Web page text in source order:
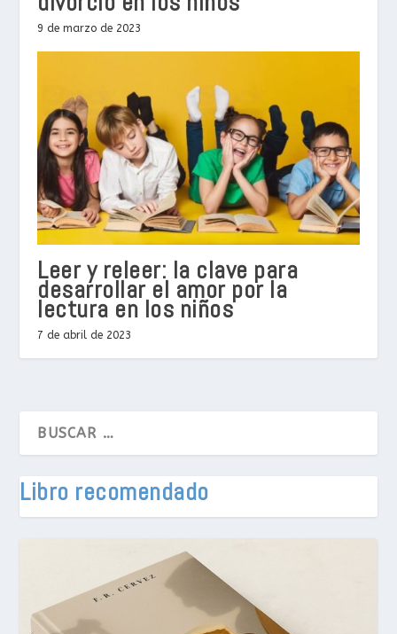
9 de marzo de 2023
Leer y releer: la clave para
desarrollar el amor por la
lectura en los niños
7 de abril de 2023
Libro recomendado